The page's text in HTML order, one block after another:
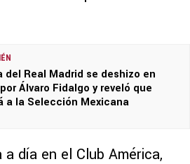
del Real Madrid se deshizo en
Álvaro Fidalgo y reveló que
a la Selección Mexicana
día en el Club América,